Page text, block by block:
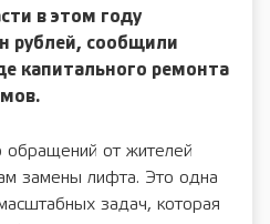
в этом году
рублей, сообщили
капитального ремонта
обращений от жителей
замены лифта. Это одна
задач, которая